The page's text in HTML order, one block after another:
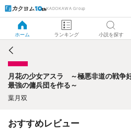
KADOKAWA Group
ホーム ランキング 小説を探す
月花の少女アスラ ～極悪非道の
して最強の傭兵団を作る～
月花の少女アスラ ～極悪非道の戦争
最強の傭兵団を作る～
葉月双
おすすめレビュー